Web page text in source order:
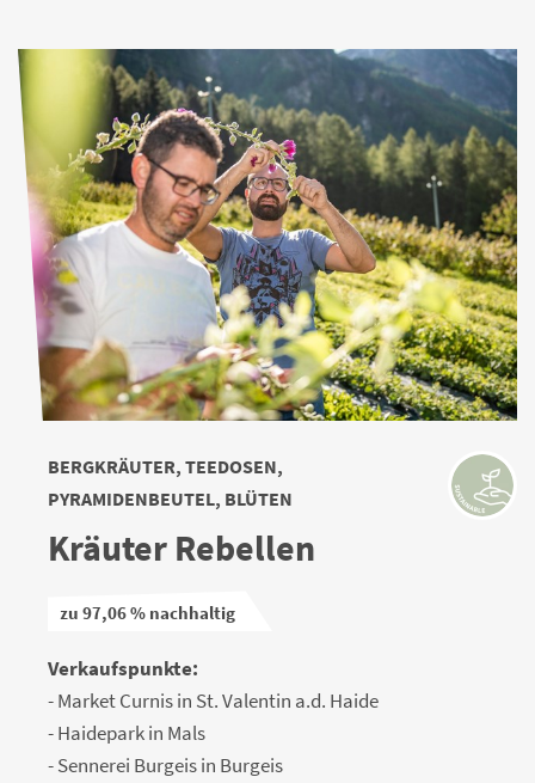
BERGKRÄUTER, TEEDOSEN,
PYRAMIDENBEUTEL, BLÜTEN
Kräuter Rebellen
zu 97,06 % nachhaltig
Verkaufspunkte:
- Market Curnis in St. Valentin a.d. Haide
- Haidepark in Mals
- Sennerei Burgeis in Burgeis